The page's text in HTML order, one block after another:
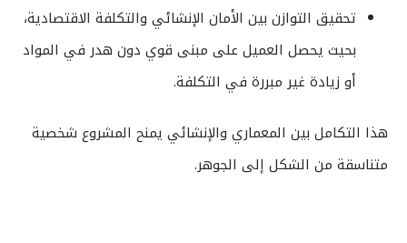
تحقيق التوازن بين الأمان الإنشائي والتكلفة الاقتصادية،
بحيث يحصل العميل على مبنى قوي دون هدر في المواد
أو زيادة غير مبررة في التكلفة.
هذا التكامل بين المعماري والإنشائي يمنح المشروع شخصية
متناسقة من الشكل إلى الجوهر.